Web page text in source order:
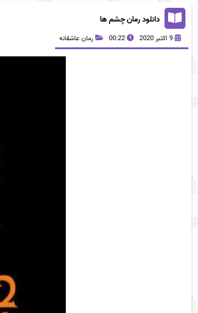
دانلود رمان چشم ها
9 اکتبر 2020 00:22 رمان عاشقانه